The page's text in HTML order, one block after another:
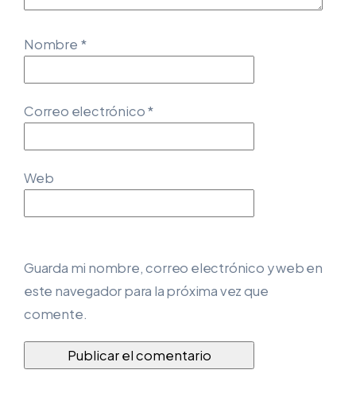
Nombre *
Correo electrónico*
Web
Guarda mi nombre, correo electrónico y web en
este navegador para la próxima vez que
comente.